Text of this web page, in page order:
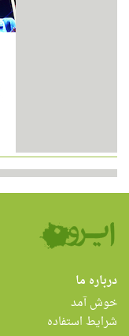
درباره ما
خوش آمد
شرایط استفاده